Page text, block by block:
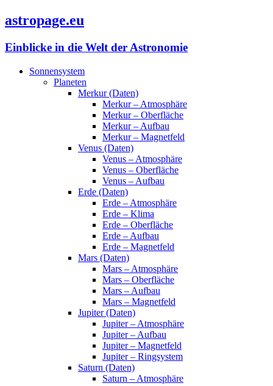
astropage.eu
Einblicke in die Welt der Astronomie
Sonnensystem
Planeten
Merkur (Daten)
Merkur – Atmosphäre
Merkur – Oberfläche
Merkur – Aufbau
Merkur – Magnetfeld
Venus (Daten)
Venus – Atmosphäre
Venus – Oberfläche
Venus – Aufbau
Erde (Daten)
Erde – Atmosphäre
Erde – Klima
Erde – Oberfläche
Erde – Aufbau
Erde – Magnetfeld
Mars (Daten)
Mars – Atmosphäre
Mars – Oberfläche
Mars – Aufbau
Mars – Magnetfeld
Jupiter (Daten)
Jupiter – Atmosphäre
Jupiter – Aufbau
Jupiter – Magnetfeld
Jupiter – Ringsystem
Saturn (Daten)
Saturn – Atmosphäre